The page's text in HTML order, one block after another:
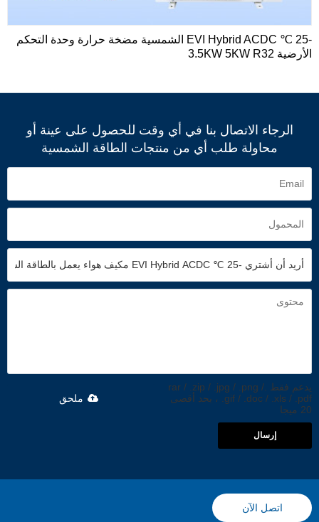
-25 ℃ EVI Hybrid ACDC الشمسية مضخة حرارة وحدة التحكم
الأرضية 3.5KW 5KW R32
الرجاء الاتصال بنا في أي وقت للحصول على عينة أو
محاولة طلب أي من منتجات الطاقة الشمسية
يدعم فقط .rar / .zip / .jpg / .png /
.gif / .doc / .xls / .pdf ، بحد أقصى
20 ميجا
ملحق
إرسال
اتصل الآن